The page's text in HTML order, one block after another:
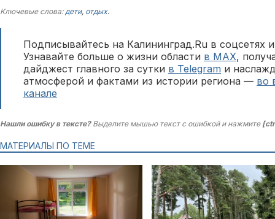
Ключевые слова:дети, отдых.
Подписывайтесь на Калининград.Ru в соцсетях
Узнавайте больше о жизни области в MAX,
дайджест главного за сутки в Telegram и
атмосферой и фактами из истории региона — во
канале
Нашли ошибку в тексте?Выделите мышью текст с ошибкой и нажмите
МАТЕРИАЛЫ ПО ТЕМЕ